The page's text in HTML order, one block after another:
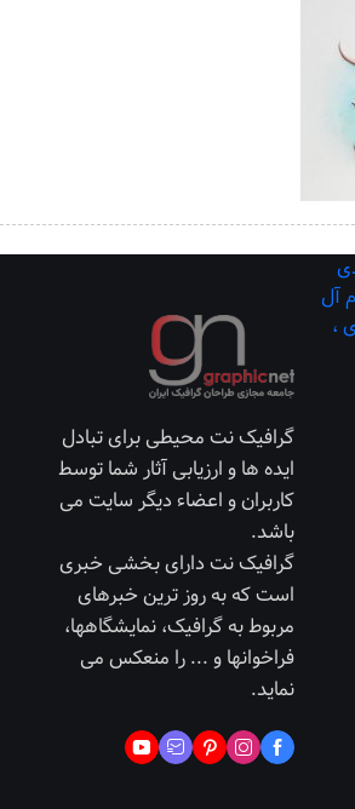
آل
،
گرافیک نت محیطی برای تبادل
ایده ها و ارزیابی آثار شما توسط
کاربران و اعضاء دیگر سایت می
باشد.
گرافیک نت دارای بخشی خبری
است که به روز ترین خبرهای
مربوط به گرافیک، نمایشگاهها،
فراخوانها و ... را منعکس می
نماید.